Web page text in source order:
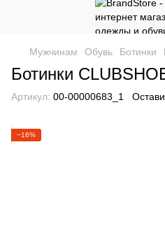
Мужчинам Обувь Ботинки
Ботинки
Артикул: 00-00000683_1
−16%